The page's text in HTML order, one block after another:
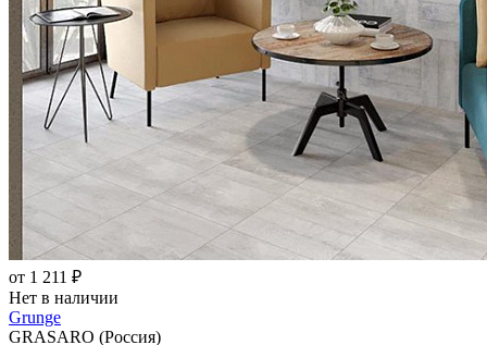
от 1 211 ₽
Нет в наличии
Grunge
GRASARO (Россия)